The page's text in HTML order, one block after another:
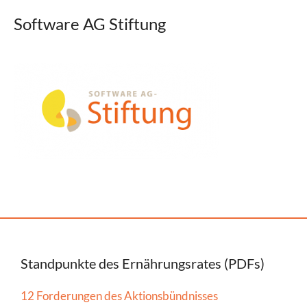
Software AG Stiftung
Standpunkte des Ernährungsrates (PDFs)
12 Forderungen des Aktionsbündnisses